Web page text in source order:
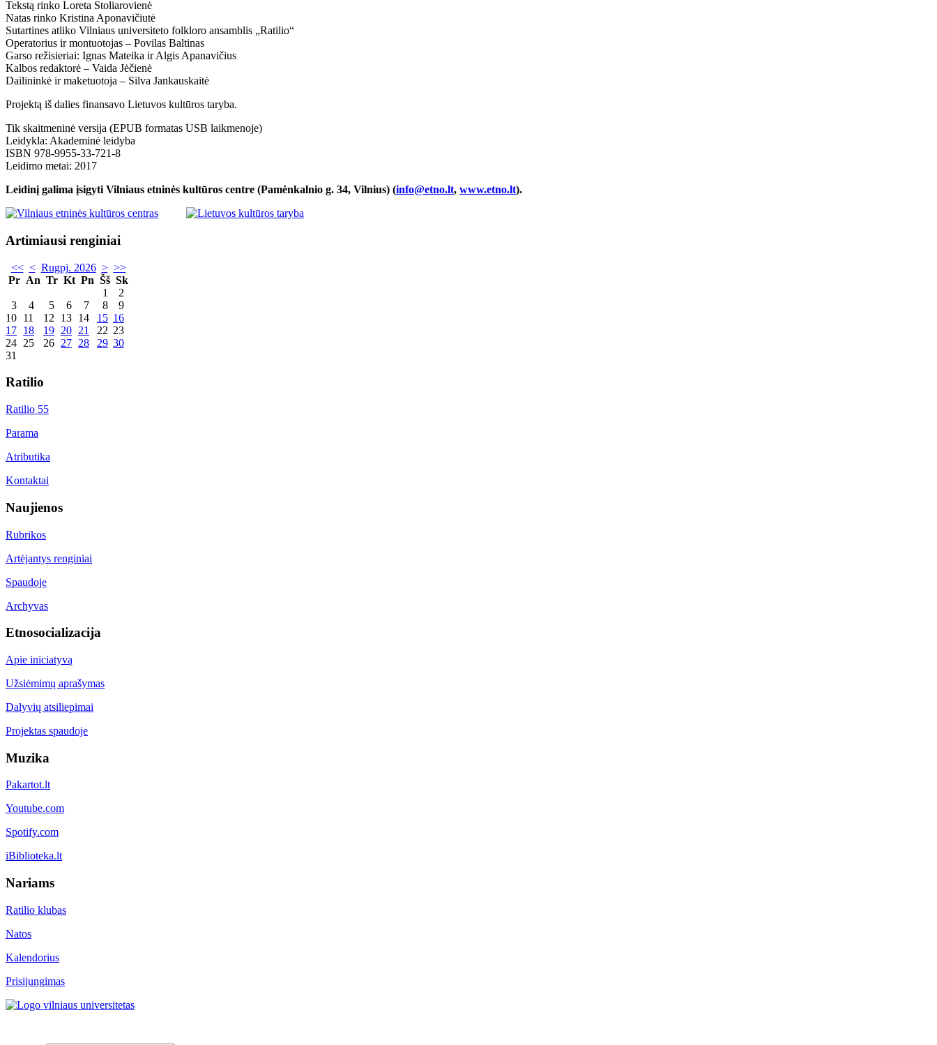
Tekstą rinko Loreta Stoliarovienė
Natas rinko Kristina Aponavičiutė
Sutartines atliko Vilniaus universiteto folkloro ansamblis „Ratilio“
Operatorius ir montuotojas – Povilas Baltinas
Garso režisieriai: Ignas Mateika ir Algis Apanavičius
Kalbos redaktorė – Vaida Jėčienė
Dailininkė ir maketuotoja – Silva Jankauskaitė
Projektą iš dalies finansavo Lietuvos kultūros taryba.
Tik skaitmeninė versija (EPUB formatas USB laikmenoje)
Leidykla: Akademinė leidyba
ISBN 978-9955-33-721-8
Leidimo metai: 2017
Leidinį galima įsigyti Vilniaus etninės kultūros centre (Pamėnkalnio g. 34, Vilnius) (info@etno.lt, www.etno.lt).
Artimiausi renginiai
<< < Rugpj. 2026 > >>
Pr An Tr Kt Pn Šš Sk
1
2
3
4 5 6 7 8
9
10 11 12 13 14 15 16
17 18 19 20 21 22 23
24 25 26 27 28 29 30
31
Ratilio
Ratilio 55
Parama
Atributika
Kontaktai
Naujienos
Rubrikos
Artėjantys renginiai
Spaudoje
Archyvas
Etnosocializacija
Apie iniciatyvą
Užsiėmimų aprašymas
Dalyvių atsiliepimai
Projektas spaudoje
Muzika
Pakartot.lt
Youtube.com
Spotify.com
iBiblioteka.lt
Nariams
Ratilio klubas
Natos
Kalendorius
Prisijungimas